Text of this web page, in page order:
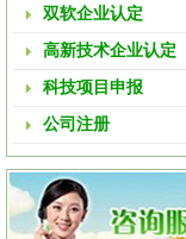
双软企业认定
高新技术企业认定
科技项目申报
公司注册